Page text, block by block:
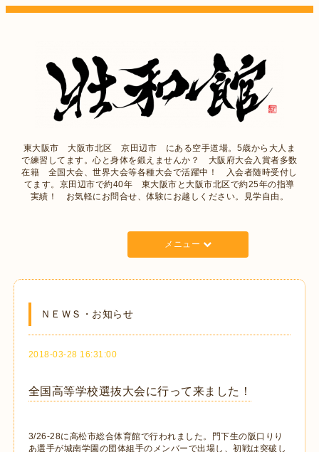
東大阪市 大阪市北区 京田辺市 にある空手道場。5歳から大人ま
で練習してます。心と身体を鍛えませんか？ 大阪府大会入賞者多数
在籍 全国大会、世界大会等各種大会で活躍中！ 入会者随時受付し
てます。京田辺市で約40年 東大阪市と大阪市北区で約25年の指導
実績！ お気軽にお問合せ、体験にお越しください。見学自由。
メニュー
ＮＥＷＳ・お知らせ
2018-03-28 16:31:00
全国高等学校選抜大会に行って来ました！
3/26-28に高松市総合体育館で行われました。門下生の阪口りり
あ選手が城南学園の団体組手のメンバーで出場し、初戦は突破し